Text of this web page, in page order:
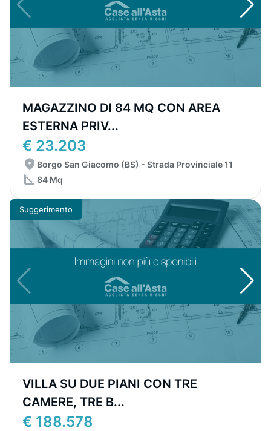
MAGAZZINO DI 84 MQ CON AREA
ESTERNA PRIV...
€ 23.203
Borgo San Giacomo (BS) - Strada Provinciale 11
84 Mq
Suggerimento
VILLA SU DUE PIANI CON TRE
CAMERE, TRE B...
€ 188.578